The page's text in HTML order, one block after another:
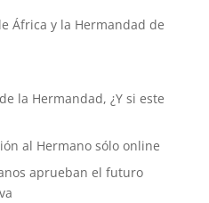
África y la Hermandad de
la Hermandad, ¿Y si este
al Hermano sólo online
aprueban el futuro